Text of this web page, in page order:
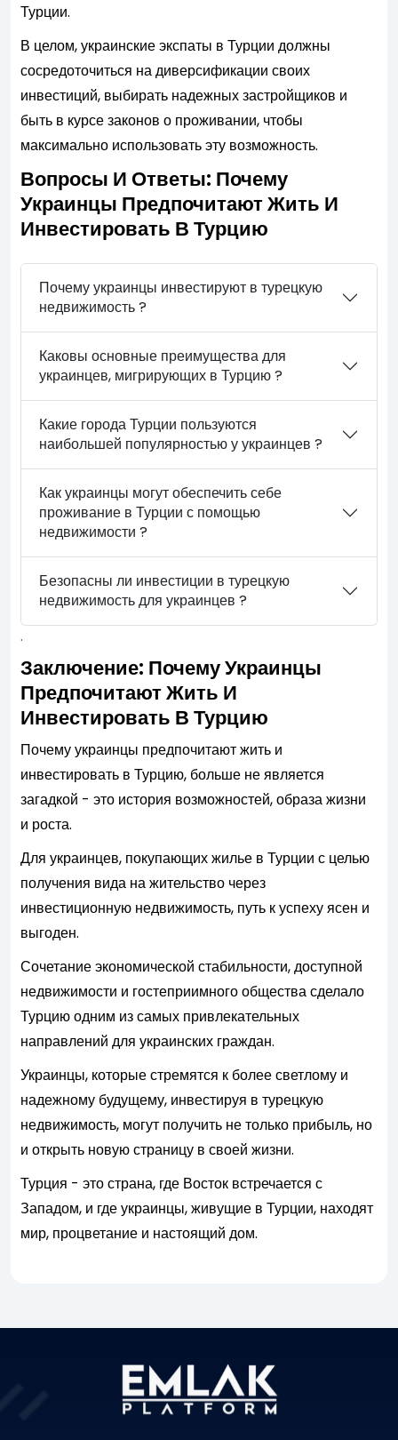
Турции.
В целом, украинские экспаты в Турции должны
сосредоточиться на диверсификации своих
инвестиций, выбирать надежных застройщиков и
быть в курсе законов о проживании, чтобы
максимально использовать эту возможность.
Вопросы И Ответы: Почему
Украинцы Предпочитают Жить И
Инвестировать В Турцию
Почему украинцы инвестируют в турецкую
недвижимость ?
Каковы основные преимущества для
украинцев, мигрирующих в Турцию ?
Какие города Турции пользуются
наибольшей популярностью у украинцев ?
Как украинцы могут обеспечить себе
проживание в Турции с помощью
недвижимости ?
Безопасны ли инвестиции в турецкую
недвижимость для украинцев ?
.
Заключение: Почему Украинцы
Предпочитают Жить И
Инвестировать В Турцию
Почему украинцы предпочитают жить и
инвестировать в Турцию, больше не является
загадкой - это история возможностей, образа жизни
и роста.
Для украинцев, покупающих жилье в Турции с целью
получения вида на жительство через
инвестиционную недвижимость, путь к успеху ясен и
выгоден.
Сочетание экономической стабильности, доступной
недвижимости и гостеприимного общества сделало
Турцию одним из самых привлекательных
направлений для украинских граждан.
Украинцы, которые стремятся к более светлому и
надежному будущему, инвестируя в турецкую
недвижимость, могут получить не только прибыль, но
и открыть новую страницу в своей жизни.
Турция - это страна, где Восток встречается с
Западом, и где украинцы, живущие в Турции, находят
мир, процветание и настоящий дом.